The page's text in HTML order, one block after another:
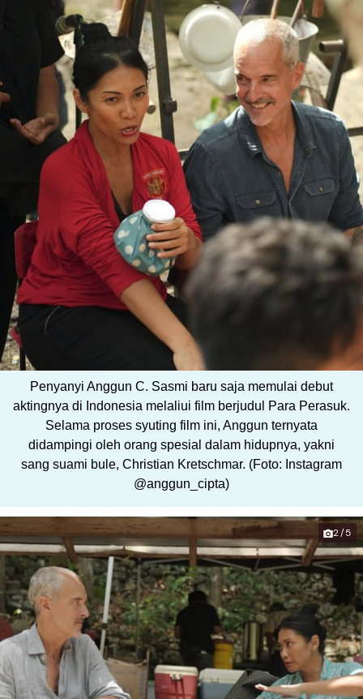
Penyanyi Anggun C. Sasmi baru saja memulai debut
aktingnya di Indonesia melaliui film berjudul Para Perasuk.
Selama proses syuting film ini, Anggun ternyata
didampingi oleh orang spesial dalam hidupnya, yakni
sang suami bule, Christian Kretschmar. (Foto: Instagram
@anggun_cipta)
2/5